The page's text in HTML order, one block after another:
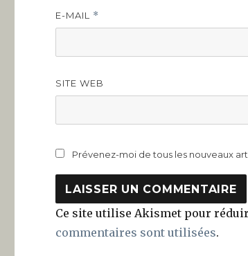
E-MAIL *
SITE WEB
Prévenez-moi de tous les nouveaux
Ce site utilise Akismet pour
commentaires sont utilisées.